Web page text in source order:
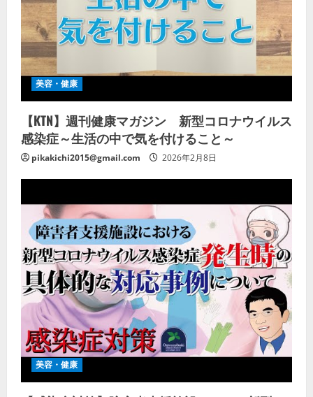
美容・健康
【KTN】週刊健康マガジン 新型コロナウイルス
感染症～生活の中で気を付けること～
pikakichi2015@gmail.com 2026年2月8日
美容・健康